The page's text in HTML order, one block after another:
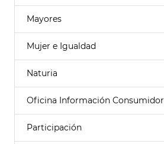
Mayores
Mujer e Igualdad
Naturia
Oficina Información Consumidor
Participación